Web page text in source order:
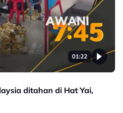
01:22
ditahan di Hat Yai,